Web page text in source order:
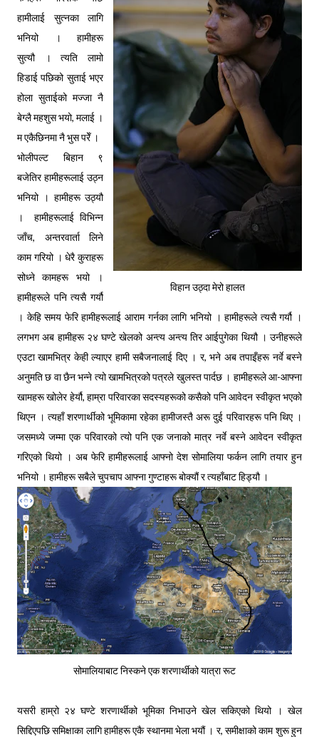
विहान उठ्दा मेरो हालत
हामीलाई सुत्नका लागि
भनियो । हामीहरू
सुत्यौ । त्यति लामो
हिडाई पछिको सुताई भएर
होला सुताईको मज्जा नै
बेग्लै महशुस भयो, मलाई ।
म एकैछिनमा नै भुस परेँ ।
भोलीपल्ट बिहान ९
बजेतिर हामीहरूलाई उठ्न
भनियो । हामीहरू उठ्यौ
। हामीहरूलाई विभिन्न
जाँच, अन्तरवार्ता लिने
काम गरियो । धेरै कुराहरू
सोध्ने कामहरू भयो ।
हामीहरूले पनि त्यसै गर्यौ
। केहि समय फेरि हामीहरूलाई आराम गर्नका लागि भनियो । हामीहरूले त्यसै गर्यौ ।
लगभग अब हामीहरू २४ घण्टे खेलको अन्त्य अन्त्य तिर आईपुगेका थियौ । उनीहरूले
एउटा खामभित्र केही ल्याएर हामी सबैजनालाई दिए । र, भने अब तपाइँहरू नर्वे बस्ने
अनुमति छ वा छैन भन्ने त्यो खामभित्रको पत्रले खुलस्त पार्दछ । हामीहरूले आ-आफ्ना
खामहरू खोलेर हेर्यौ, हाम्रा परिवारका सदस्यहरूको कसैको पनि आवेदन स्वीकृत भएको
थिएन । त्यहाँ शरणार्थीको भूमिकामा रहेका हामीजस्तै अरू दुई परिवारहरू पनि थिए ।
जसमध्ये जम्मा एक परिवारको त्यो पनि एक जनाको मात्र नर्वे बस्ने आवेदन स्वीकृत
गरिएको थियो । अब फेरि हामीहरूलाई आफ्नो देश सोमालिया फर्कन लागि तयार हुन
भनियो । हामीहरू सबैले चुपचाप आफ्ना गुण्टाहरू बोक्यौं र त्यहाँबाट हिड्यौ ।
सोमालियाबाट निस्कने एक शरणार्थीको यात्रा रूट
यसरी हाम्रो २४ घण्टे शरणार्थीको भूमिका निभाउने खेल सकिएको थियो । खेल
सिद्दिएपछि समिक्षाका लागि हामीहरू एकै स्थानमा भेला भयौं । र, समीक्षाको काम शुरू हुन